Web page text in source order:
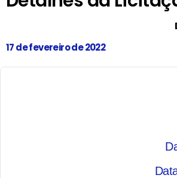
17 de fevereiro de 2022